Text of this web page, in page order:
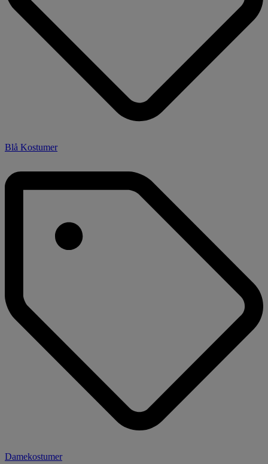
Blå Kostumer
Damekostumer